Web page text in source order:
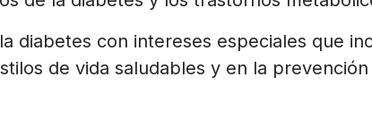
diabetes con intereses especiales que
de vida saludables y en la